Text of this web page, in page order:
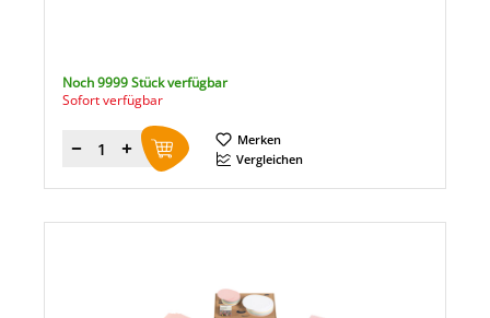
Noch 9999 Stück verfügbar
Sofort verfügbar
Menge
Merken
Vergleichen